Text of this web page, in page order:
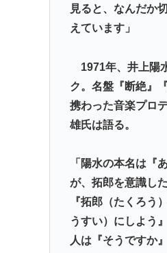
見ると、なんだか
えています」
1971年、井上陽
ク。名盤『断絶』
携わった音楽プロ
雄氏は語る。
「陽水の本名は『
が、拓郎を意識し
『拓郎（たくろう
うすい）にしよう
人は『そうですか